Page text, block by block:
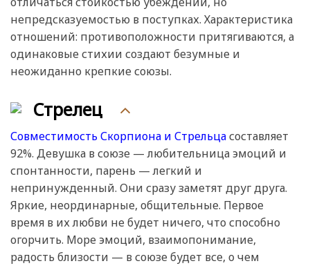
непредсказуемостью в поступках. Характеристика
отношений: противоположности притягиваются, а
одинаковые стихии создают безумные и
неожиданно крепкие союзы.
Стрелец
Совместимость Скорпиона и Стрельцасоставляет
92%. Девушка в союзе — любительница эмоций и
спонтанности, парень — легкий и
непринужденный. Они сразу заметят друг друга.
Яркие, неординарные, общительные. Первое
время в их любви не будет ничего, что способно
огорчить. Море эмоций, взаимопонимание,
радость близости — в союзе будет все, о чем